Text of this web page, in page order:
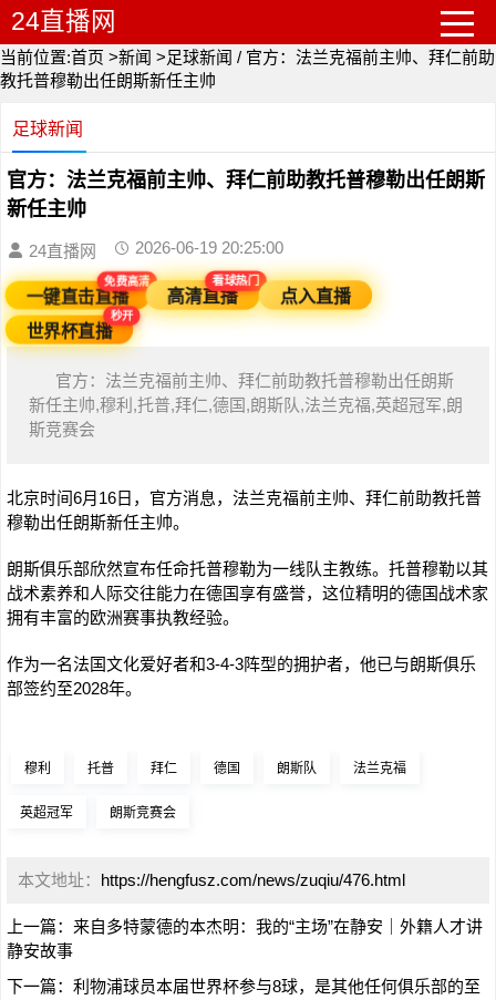
24直播网
当前位置:首页 >新闻 >足球新闻 / 官方：法兰克福前主帅、拜仁前助
教托普穆勒出任朗斯新任主帅
足球新闻
官方：法兰克福前主帅、拜仁前助教托普穆勒出任朗斯
新任主帅
24直播网 2026-06-19 20:25:00
一键直击直播
免费高清
高清直播
看球热门
点入直播
世界杯直播
秒开
官方：法兰克福前主帅、拜仁前助教托普穆勒出任朗斯
新任主帅,穆利,托普,拜仁,德国,朗斯队,法兰克福,英超冠军,朗
斯竞赛会
北京时间6月16日，官方消息，法兰克福前主帅、拜仁前助教托普
穆勒出任朗斯新任主帅。
朗斯俱乐部欣然宣布任命托普穆勒为一线队主教练。托普穆勒以其
战术素养和人际交往能力在德国享有盛誉，这位精明的德国战术家
拥有丰富的欧洲赛事执教经验。
作为一名法国文化爱好者和3-4-3阵型的拥护者，他已与朗斯俱乐
部签约至2028年。
穆利 托普 拜仁 德国 朗斯队 法兰克福
英超冠军 朗斯竞赛会
本文地址： https://hengfusz.com/news/zuqiu/476.html
上一篇： 来自多特蒙德的本杰明：我的“主场”在静安｜外籍人才讲
静安故事
下一篇： 利物浦球员本届世界杯参与8球，是其他任何俱乐部的至